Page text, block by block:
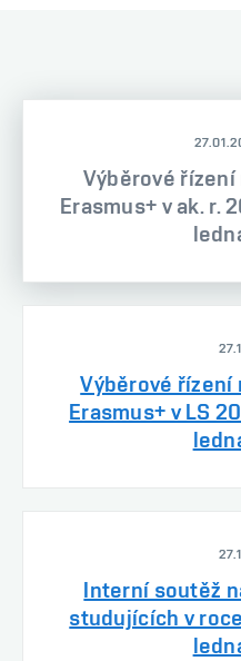
Výběrové
Erasmus+ v ak. r.
Výběrové řízení
Erasmus+ v LS
Interní soutěž
studujících v